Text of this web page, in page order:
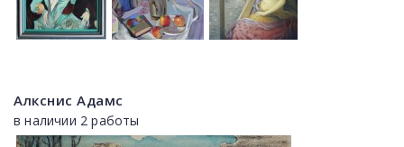
Алкснис Адамс
в наличии 2 работы